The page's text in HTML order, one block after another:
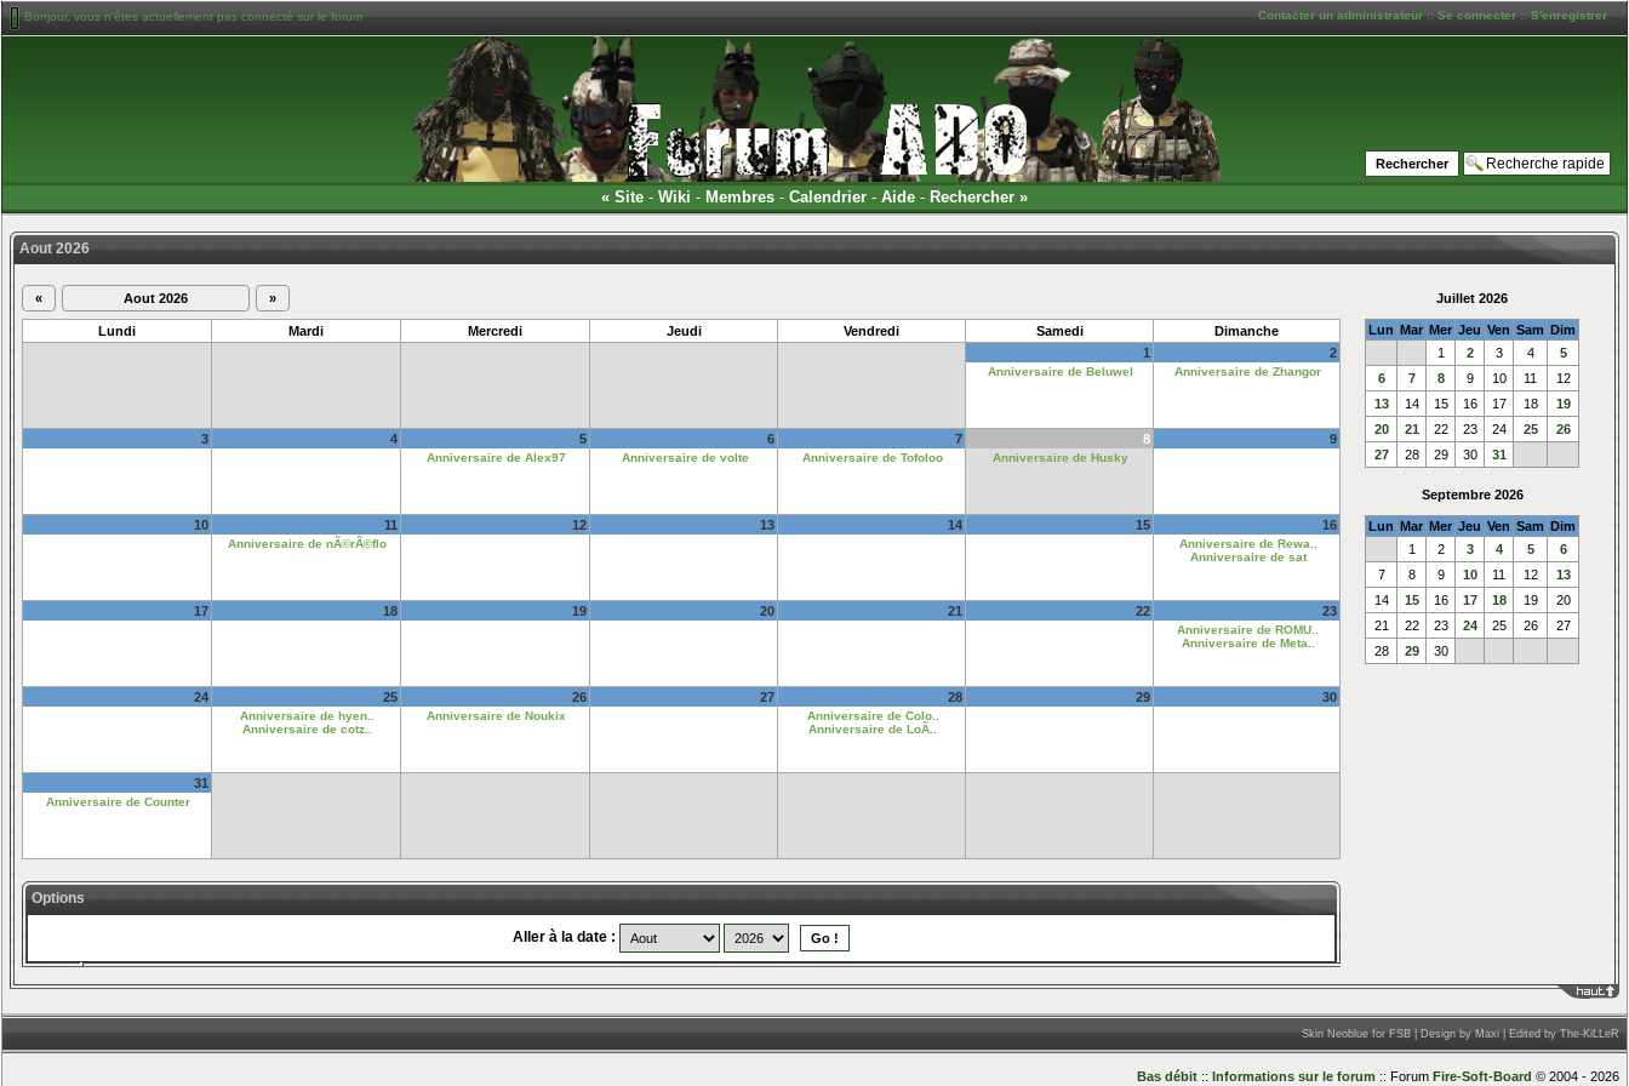
Bonjour, vous n'êtes actuellement pas connecté sur le forum Contacter un administrateur::Se connecter::S'enregistrer
« Site - Wiki - Membres - Calendrier - Aide - Rechercher »
Aout 2026
« Aout 2026 »
Lundi Mardi Mercredi Jeudi Vendredi Samedi
Dimanche
1
Anniversaire de Beluwel
2
Anniversaire de Zhangor
3 4 5
Anniversaire de Alex97
6
Anniversaire de volte
7
Anniversaire de Tofoloo
8
Anniversaire de Husky
9
10 11
Anniversaire de nÃ©rÃ©flo
12 13 14 15 16
Anniversaire de Rewa..
Anniversaire de sat
17 18 19 20 21 22 23
Anniversaire de ROMU..
Anniversaire de Meta..
24 25
Anniversaire de hyen..
Anniversaire de cotz..
26
Anniversaire de Noukix
27 28
Anniversaire de Colo..
Anniversaire de LoÃ..
29 30
31
Anniversaire de Counter
Options
Aller à la date :
Juillet 2026
Lun Mar Mer Jeu Ven Sam Dim
1
2 3 4
5
6
7 8 9 10 11
12
13
14 15 16 17 18
19
20
21 22 23 24 25
26
27
28 29 30 31
Septembre 2026
Lun Mar Mer Jeu Ven Sam Dim
1
2 3 4 5
6
7
8 9 10 11 12
13
14
15 16 17 18 19
20
21
22 23 24 25 26
27
28
29 30
____
Skin Neoblue for FSB | Design by Maxi | Edited by The-KiLLeR
Bas débit :: Informations sur le forum :: Forum Fire-Soft-Board © 2004 - 2026